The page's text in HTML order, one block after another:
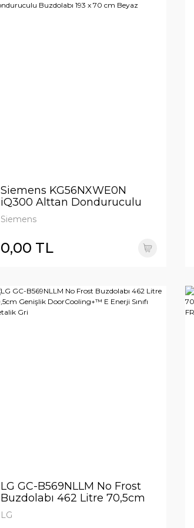
Siemens KG56NXWE0N
iQ300 Alttan Donduruculu
Buzdolabı 193 x 70 cm Beyaz
Siemens
0,00 TL
LG GC-B569NLLM No Frost
Buzdolabı 462 Litre 70,5cm
Genişlik DoorCooling+™ E
Enerji Sınıfı Metalik Gri
LG